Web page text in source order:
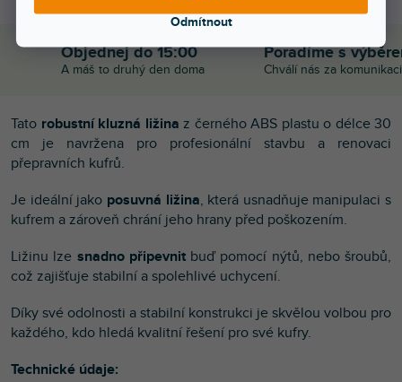
Odmítnout
Objednej do 15:00
A máš to druhý den doma
Poradíme s
Chválí nás za komunikaci
Tato robustní kluzná ližina z černého ABS plastu o délce 30
cm je navržena pro profesionální stavbu a renovaci
přepravních kufrů.
Je ideální jako posuvná ližina, která usnadňuje manipulaci s
kufrem a zároveň chrání jeho hrany před poškozením.
Ližinu lze snadno připevnitbuď pomocí nýtů, nebo šroubů,
což zajišťuje stabilní a spolehlivé uchycení.
Díky své odolnosti a stabilní konstrukci je skvělou volbou pro
každého, kdo hledá kvalitní řešení pro své kufry.
Technické údaje: